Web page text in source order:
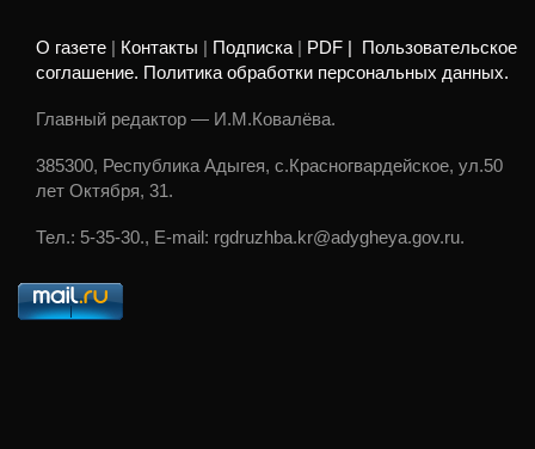
О газете Контакты Подписка PDF |
Пользовательское
соглашение. Политика обработки персональных данных.
Главный редактор — И.М.Ковалёва.
385300, Республика Адыгея, с.Красногвардейское, ул.50
лет Октября, 31.
Тел.: 5-35-30., E-mail: rgdruzhba.kr@adygheya.gov.ru.